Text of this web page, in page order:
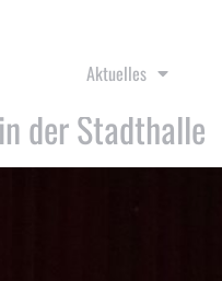
Aktuelles
der Stadthalle